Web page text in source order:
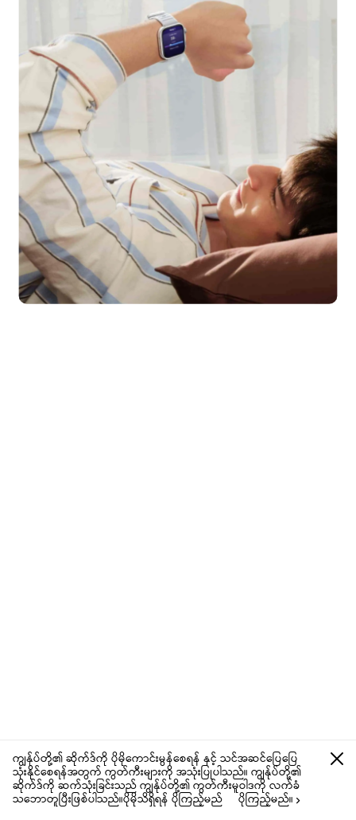
ကျွန်ုပ်တို့၏ ဆိုက်ဒ်ကို ပိုမိုကောင်းမွန်စေရန် နှင့် သင်အဆင်ပြေပြေ
သုံးနိုင်စေရန်အတွက် ကွတ်ကီးများကို အသုံးပြုပါသည်။ ကျွန်ုပ်တို့၏
ဆိုက်ဒ်ကို ဆက်သုံးခြင်းသည် ကျွန်ုပ်တို့၏ ကွတ်ကီးမူဝါဒကို လက်ခံ
သဘောတူပြီးဖြစ်ပါသည်။ပိုမိုသိရှိရန် ပိုကြည့်မည် ပိုကြည့်မည်။